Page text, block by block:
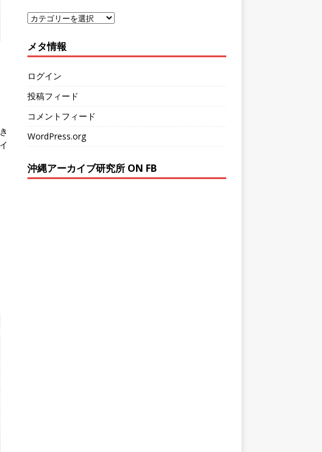
メタ情報
ログイン
投稿フィード
コメントフィード
WordPress.org
沖縄アーカイブ研究所 ON FB